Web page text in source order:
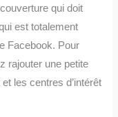
qui doit
est totalement
Facebook. Pour
rajouter une petite
les centres d’intérêt